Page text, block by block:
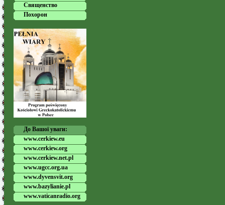
Священство
Похорон
До Вашої уваги:
www.cerkiew.eu
www.cerkiew.org
www.cerkiew.net.pl
www.ugcc.org.ua
www.dyvensvit.org
www.bazylianie.pl
www.vaticanradio.org